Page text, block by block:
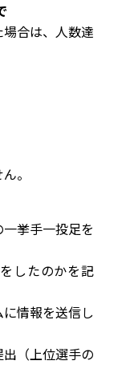
合は、人数達
。
挙手一投足を
したのかを記
情報を送信し
（上位選手の